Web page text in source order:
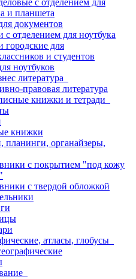
с отделением для
и планшета
документов
с отделением для ноутбука
городские для
и студентов
ноутбуков
литература
правовая литература
книжки и тетради
книжки
планинги, органайзеры,
с покрытием "под кожу
с твердой обложкой
атласы, глобусы